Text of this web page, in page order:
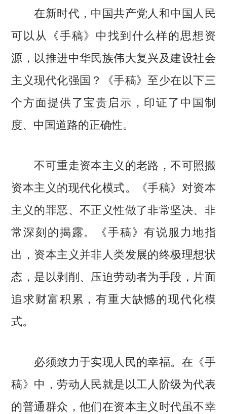
在新时代，中国共产党人和中国人民
可以从《手稿》中找到什么样的思想资
源，以推进中华民族伟大复兴及建设社会
主义现代化强国？《手稿》至少在以下三
个方面提供了宝贵启示，印证了中国制
度、中国道路的正确性。
不可重走资本主义的老路，不可照搬
资本主义的现代化模式。《手稿》对资本
主义的罪恶、不正义性做了非常坚决、非
常深刻的揭露。《手稿》有说服力地指
出，资本主义并非人类发展的终极理想状
态，是以剥削、压迫劳动者为手段，片面
追求财富积累，有重大缺憾的现代化模
式。
必须致力于实现人民的幸福。在《手
稿》中，劳动人民就是以工人阶级为代表
的普通群众，他们在资本主义时代虽不幸